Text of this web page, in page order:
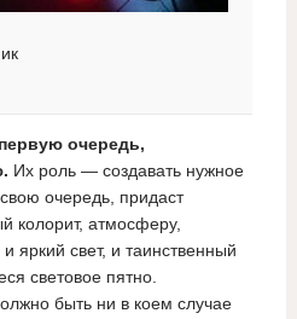
очередь,
Их роль — создавать нужное
очередь, придаст
атмосферу,
яркий свет, и таинственный
световое пятно.
быть ни в коем случае